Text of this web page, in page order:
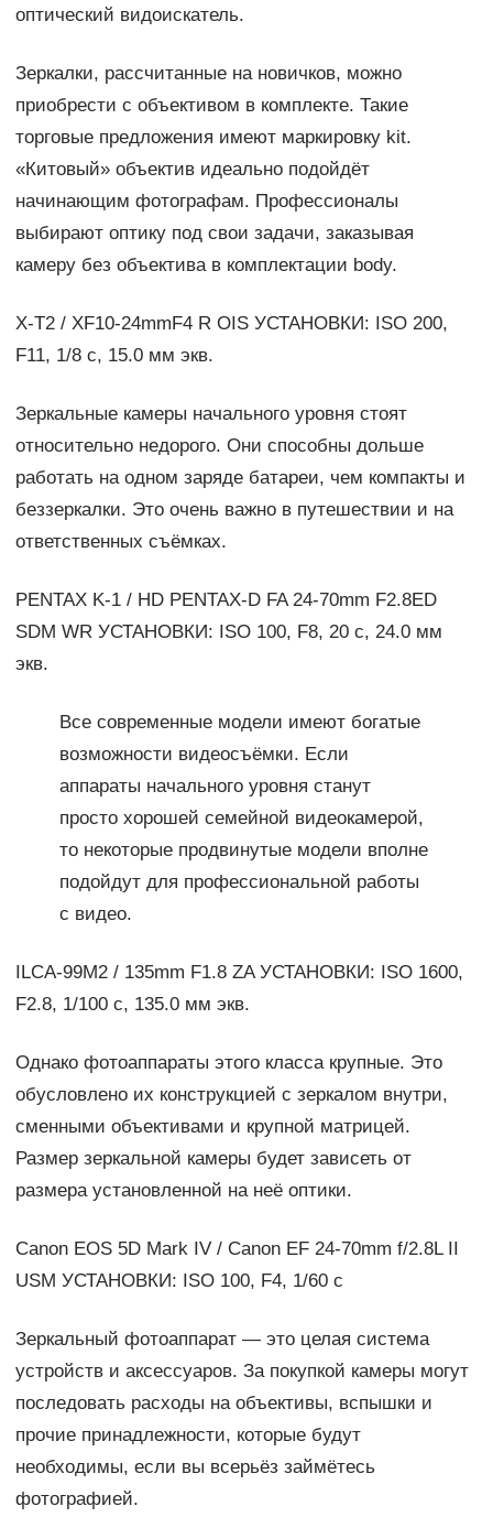
оптический видоискатель.
Зеркалки, рассчитанные на новичков, можно
приобрести с объективом в комплекте. Такие
торговые предложения имеют маркировку kit.
«Китовый» объектив идеально подойдёт
начинающим фотографам. Профессионалы
выбирают оптику под свои задачи, заказывая
камеру без объектива в комплектации body.
X-T2 / XF10-24mmF4 R OIS УСТАНОВКИ: ISO 200,
F11, 1/8 с, 15.0 мм экв.
Зеркальные камеры начального уровня стоят
относительно недорого. Они способны дольше
работать на одном заряде батареи, чем компакты и
беззеркалки. Это очень важно в путешествии и на
ответственных съёмках.
PENTAX K-1 / HD PENTAX-D FA 24-70mm F2.8ED
SDM WR УСТАНОВКИ: ISO 100, F8, 20 с, 24.0 мм
экв.
Все современные модели имеют богатые
возможности видеосъёмки. Если
аппараты начального уровня станут
просто хорошей семейной видеокамерой,
то некоторые продвинутые модели вполне
подойдут для профессиональной работы
с видео.
ILCA-99M2 / 135mm F1.8 ZA УСТАНОВКИ: ISO 1600,
F2.8, 1/100 с, 135.0 мм экв.
Однако фотоаппараты этого класса крупные. Это
обусловлено их конструкцией с зеркалом внутри,
сменными объективами и крупной матрицей.
Размер зеркальной камеры будет зависеть от
размера установленной на неё оптики.
Canon EOS 5D Mark IV / Canon EF 24-70mm f/2.8L II
USM УСТАНОВКИ: ISO 100, F4, 1/60 с
Зеркальный фотоаппарат — это целая система
устройств и аксессуаров. За покупкой камеры могут
последовать расходы на объективы, вспышки и
прочие принадлежности, которые будут
необходимы, если вы всерьёз займётесь
фотографией.